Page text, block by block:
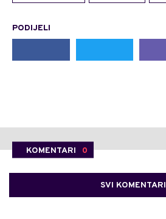
PODIJELI
KOMENTARI 0
SVI KOMENTARI